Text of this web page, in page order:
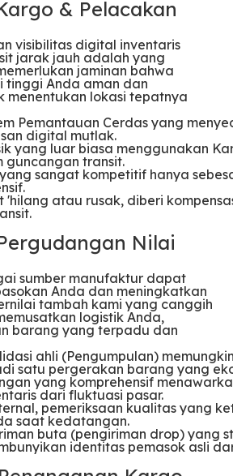
& Pelacakan
visibilitas digital inventaris
jarak jauh adalah yang
jaminan bahwa
tinggi Anda aman dan
menentukan lokasi tepatnya
Pemantauan Cerdas yang
digital mutlak.
yang luar biasa menggunakan
guncangan transit.
sangat kompetitif hanya
'hilang atau rusak, diberi
Nilai
sumber manufaktur dapat
Anda dan meningkatkan
tambah kami yang canggih
logistik Anda,
barang yang terpadu dan
ahli (Pengumpulan)
satu pergerakan barang yang
yang komprehensif
dari fluktuasi pasar.
pemeriksaan kualitas yang
saat kedatangan.
buta (pengiriman drop) yang
identitas pemasok asli